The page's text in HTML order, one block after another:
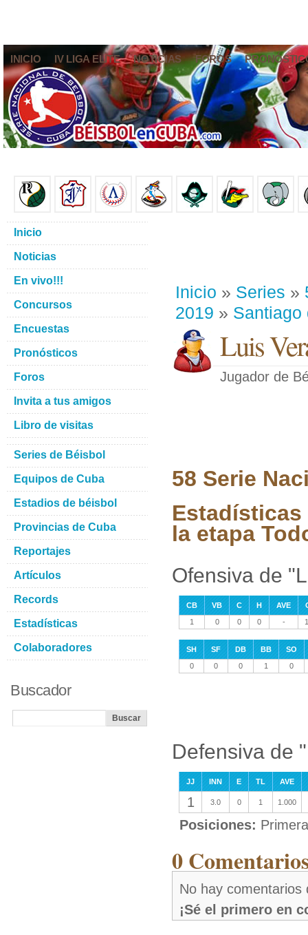
INICIO IV LIGA ELITE NOTICIAS FOROS
Inicio » Series »
2019 » Santiago
Luis
Jugador de
58 Serie
Estadísticas
la etapa
Ofensiva de
CB VB C H AVE
1
0 0 0 -
SH SF DB BB
SO
0
0 0 1 0
Defensiva de
JJ INN E TL AVE
1 3.0 0 1 1.000
Posiciones:
0
No hay comentarios
¡Sé el primero en
Inicio
Noticias
En vivo!!!
Concursos
Encuestas
Pronósticos
Foros
Invita a tus amigos
Libro de visitas
Series de Béisbol
Equipos de Cuba
Estadios de béisbol
Provincias de Cuba
Reportajes
Artículos
Records
Estadísticas
Colaboradores
Buscador